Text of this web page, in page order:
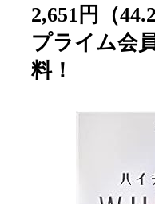
2,651円（
プライム会
料！